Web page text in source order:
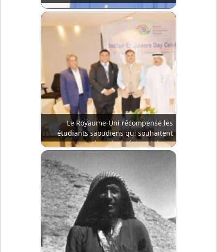
Le Royaume-Uni récompense les
étudiants saoudiens qui souhaitent
devenir de futurs talents